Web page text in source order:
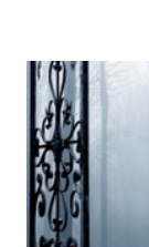
di dire in un
RAGAZZI nei
pettine costa.
Fatto sta che
sembrano
ribelli. Che